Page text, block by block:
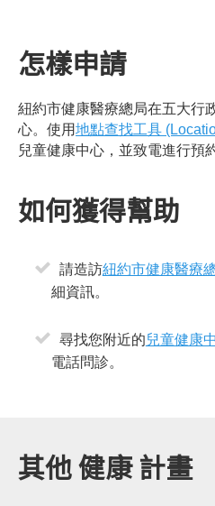
怎樣申請
紐約市健康醫療總局在五大行
心。使用地點查找工具
兒童健康中心，並致電進行預約
如何獲得幫助
請造訪紐約市健康醫療
細資訊。
尋找您附近的兒童健康
電話問診。
其他 健康 計畫